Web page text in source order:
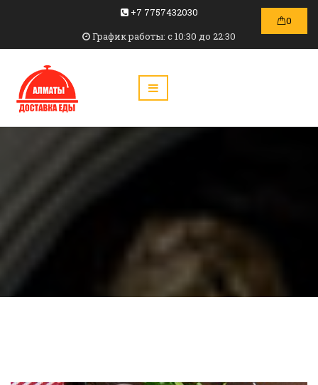
+7 7757432030
График работы: c 10:30 до 22:30
0